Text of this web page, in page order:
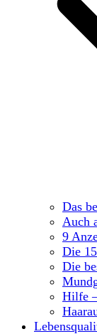
Das
Auch
9
Die
Die
Hilfe